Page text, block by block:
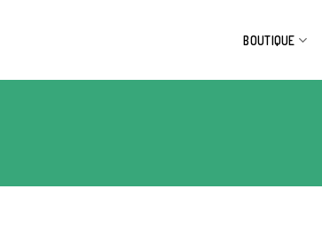
BOUTIQUE